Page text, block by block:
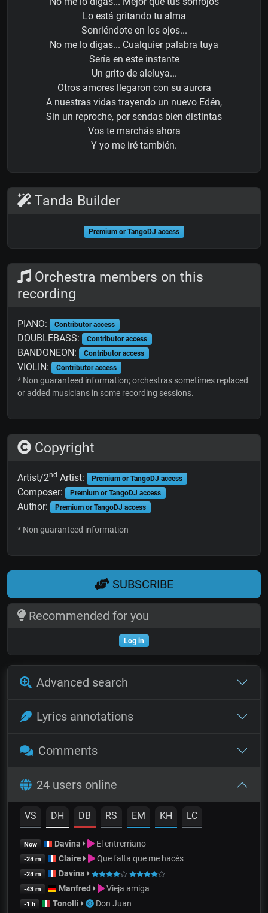
Lo está gritando tu alma
Sonriéndote en los ojos...
No me lo digas... Cualquier palabra tuya
Sería en este instante
Un grito de aleluya...
Otros amores llegaron con su aurora
A nuestras vidas trayendo un nuevo Edén,
Sin un reproche, por sendas bien distintas
Vos te marchás ahora
Y yo me iré también.
Tanda Builder
Premium or TangoDJ access
Orchestra members on this
recording
PIANO: Contributor access
DOUBLEBASS: Contributor access
BANDONEON: Contributor access
VIOLIN: Contributor access
* Non guaranteed information; orchestras sometimes replaced
or added musicians in some recording sessions.
Copyright
Artist/2nd Artist: Premium or TangoDJ access
Composer: Premium or TangoDJ access
Author: Premium or TangoDJ access
* Non guaranteed information
SUBSCRIBE
Recommended for you
Log in
Advanced search
Lyrics annotations
Comments
24 users online
VS DH DB RS EM KH LC
Now Davina El entrerriano
-24 m Claire Que falta que me hacés
-24 m Davina
-43 m Manfred Vieja amiga
-1 h Tonolli Don Juan